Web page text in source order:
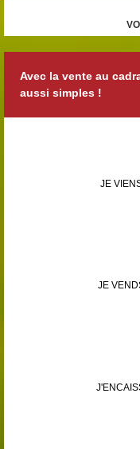
Avec la vente au
aussi simples !
JE
JE